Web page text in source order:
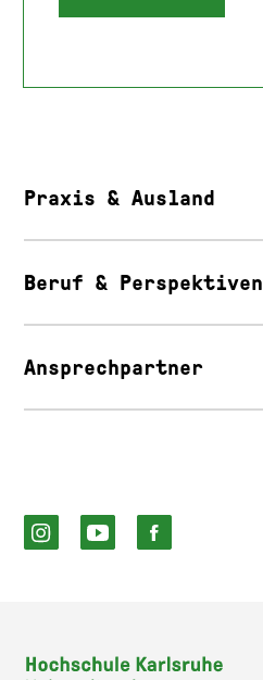
Praxis & Ausland
Beruf & Perspektiven
Ansprechpartner